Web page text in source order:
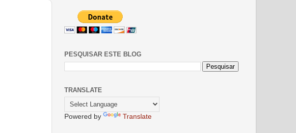
PESQUISAR ESTE BLOG
TRANSLATE
Powered by Translate